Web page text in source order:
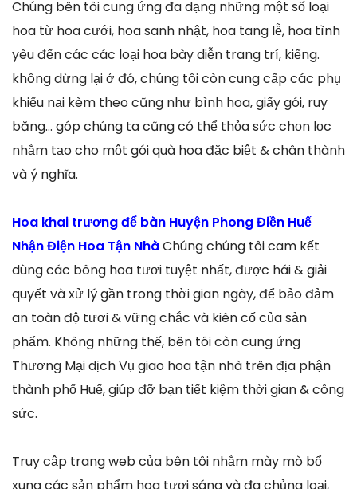
Chúng bên tôi cung ứng đa dạng những một số loại
hoa từ hoa cưới, hoa sanh nhật, hoa tang lễ, hoa tình
yêu đến các các loại hoa bày diễn trang trí, kiểng.
không dừng lại ở đó, chúng tôi còn cung cấp các phụ
khiếu nại kèm theo cũng như bình hoa, giấy gói, ruy
băng… góp chúng ta cũng có thể thỏa sức chọn lọc
nhằm tạo cho một gói quà hoa đặc biệt & chân thành
và ý nghĩa.
Hoa khai trương để bàn Huyện Phong Điền Huế
Nhận Điện Hoa Tận NhàChúng chúng tôi cam kết
dùng các bông hoa tươi tuyệt nhất, được hái & giải
quyết và xử lý gần trong thời gian ngày, để bảo đảm
an toàn độ tươi & vững chắc và kiên cố của sản
phẩm. Không những thế, bên tôi còn cung ứng
Thương Mại dịch Vụ giao hoa tận nhà trên địa phận
thành phố Huế, giúp đỡ bạn tiết kiệm thời gian & công
sức.
Truy cập trang web của bên tôi nhằm mày mò bổ